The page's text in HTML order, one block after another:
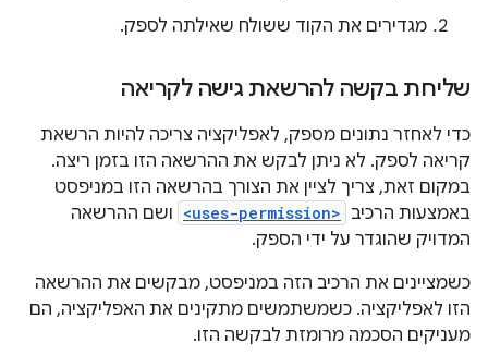
מגדירים את הקוד ששולח שאילתה לספק.
שליחת בקשה להרשאת גישה לקריאה
כדי לאחזר נתונים מספק, לאפליקציה צריכה להיות הרשאת
קריאה לספק. לא ניתן לבקש את ההרשאה הזו בזמן ריצה.
במקום זאת, צריך לציין את הצורך בהרשאה הזו במניפסט
באמצעות הרכיב <uses-permission> ושם ההרשאה
המדויק שהוגדר על ידי הספק.
כשמציינים את הרכיב הזה במניפסט, מבקשים את ההרשאה
הזו לאפליקציה. כשמשתמשים מתקינים את האפליקציה, הם
מעניקים הסכמה מרומזת לבקשה הזו.